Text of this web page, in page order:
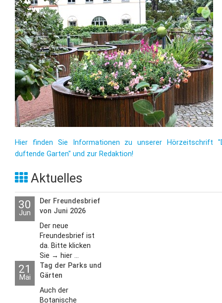
Hier finden Sie Informationen zu unserer Hörzeitschrift
duftende Garten" und zur Redaktion!
Aktuelles
30
Jun
Der Freundesbrief
von Juni 2026
Der neue
Freundesbrief ist
da. Bitte klicken
Sie → hier ...
21
Mai
Tag der Parks und
Gärten
Auch der
Botanische